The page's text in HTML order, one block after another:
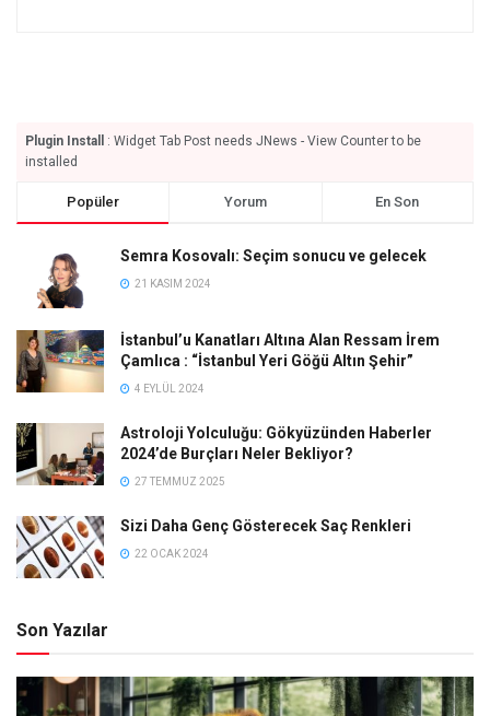
Plugin Install
: Widget Tab Post needs JNews - View Counter to be
installed
Popüler Yorum En Son
Semra Kosovalı: Seçim sonucu ve gelecek
21 KASIM 2024
İstanbul’u Kanatları Altına Alan Ressam İrem
Çamlıca : “İstanbul Yeri Göğü Altın Şehir”
4 EYLÜL 2024
Astroloji Yolculuğu: Gökyüzünden Haberler
2024’de Burçları Neler Bekliyor?
27 TEMMUZ 2025
Sizi Daha Genç Gösterecek Saç Renkleri
22 OCAK 2024
Son Yazılar